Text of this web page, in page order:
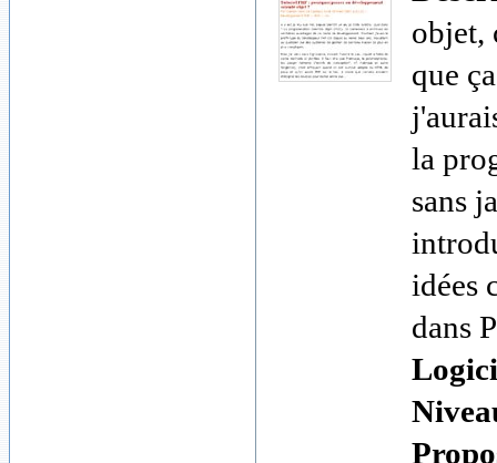
objet,
que
la
sans
idées
dans